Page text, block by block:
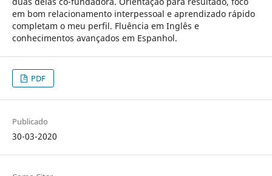
em bom relacionamento interpessoal e aprendizado rápido
completam o meu perfil. Fluência em Inglês e
conhecimentos avançados em Espanhol.
PDF
Publicado
30-03-2020